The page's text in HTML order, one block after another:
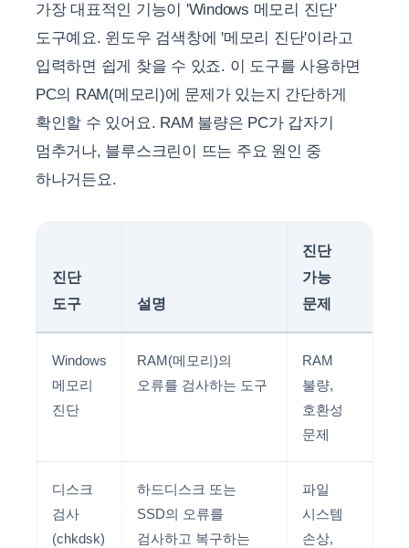
가장 대표적인 기능이 'Windows 메모리 진단'
도구예요. 윈도우 검색창에 '메모리 진단'이라고
입력하면 쉽게 찾을 수 있죠. 이 도구를 사용하면
PC의 RAM(메모리)에 문제가 있는지 간단하게
확인할 수 있어요. RAM 불량은 PC가 갑자기
멈추거나, 블루스크린이 뜨는 주요 원인 중
하나거든요.
진단
도구
설명
진단
가능
문제
Windows
메모리
진단
RAM(메모리)의
오류를 검사하는 도구
RAM
불량,
호환성
문제
디스크
검사
(chkdsk)
하드디스크 또는
SSD의 오류를
검사하고 복구하는
파일
시스템
손상,